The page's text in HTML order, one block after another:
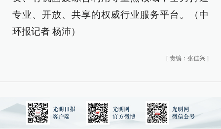
专业、开放、共享的权威行业服务平台。（中
环报记者 杨沛）
[ 责编：张佳兴 ]